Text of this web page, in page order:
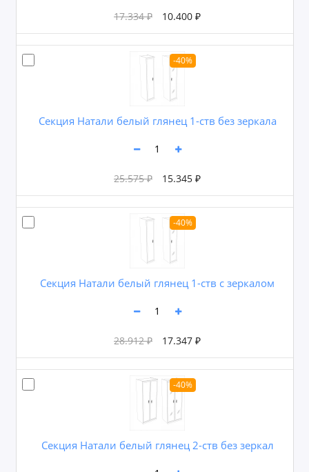
17.334 ₽ 10.400 ₽
-40%
Секция Натали белый глянец 1-ств без зеркала
25.575 ₽ 15.345 ₽
-40%
Секция Натали белый глянец 1-ств с зеркалом
28.912 ₽ 17.347 ₽
-40%
Секция Натали белый глянец 2-ств без зеркал